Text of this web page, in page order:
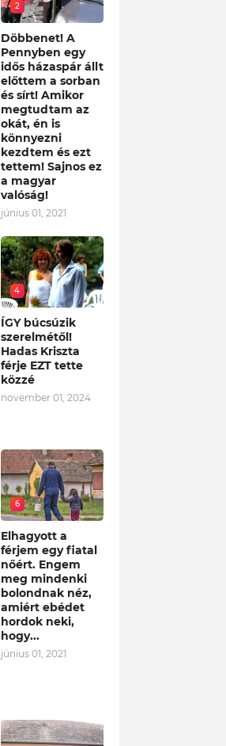
2
Döbbenet! A
Pennyben egy
idős házaspár állt
előttem a sorban
és sírt! Amikor
megtudtam az
okát, én is
könnyezni
kezdtem és ezt
tettem! Sajnos ez
a magyar
valóság!
június 01, 2021
4
ÍGY búcsúzik
szerelmétől!
Hadas Kriszta
férje EZT tette
közzé
november 01, 2024
6
Elhagyott a
férjem egy fiatal
nőért. Engem
meg mindenki
bolondnak néz,
amiért ebédet
hordok neki,
hogy...
június 01, 2021